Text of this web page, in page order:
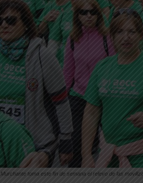
Murchante toma este fin de semana el relevo de las